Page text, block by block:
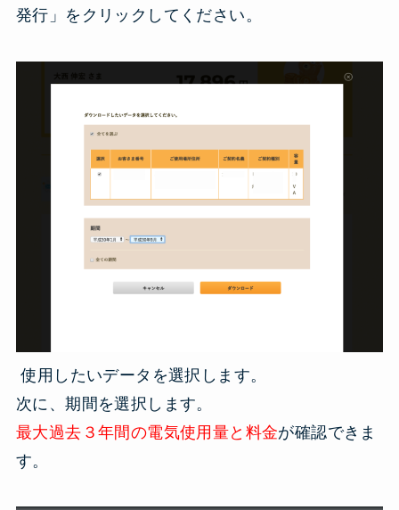
発行」をクリックしてください。
使用したいデータを選択します。
次に、期間を選択します。
最大過去３年間の電気使用量と料金が確認できま
す。